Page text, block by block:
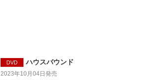
DVD ハウスバウンド
2023年10月04日 発売